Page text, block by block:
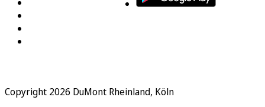
Copyright 2026 DuMont Rheinland, Köln